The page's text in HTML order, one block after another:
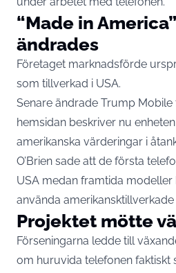
“Made in
ändrades
Företaget marknadsförde
som tillverkad i USA.
Senare ändrade Trump
hemsidan beskriver nu
amerikanska värderingar i
O’Brien sade att de första
USA medan framtida
använda
Projektet mötte
Förseningarna ledde till
om huruvida telefonen faktiskt